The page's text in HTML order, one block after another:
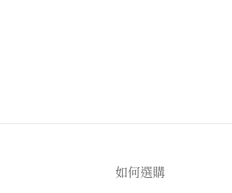
如何選購